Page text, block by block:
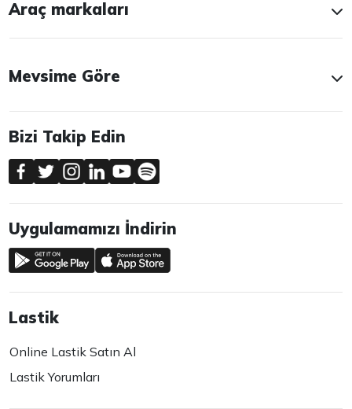
Araç markaları
Mevsime Göre
Bizi Takip Edin
Uygulamamızı İndirin
Lastik
Online Lastik Satın Al
Lastik Yorumları